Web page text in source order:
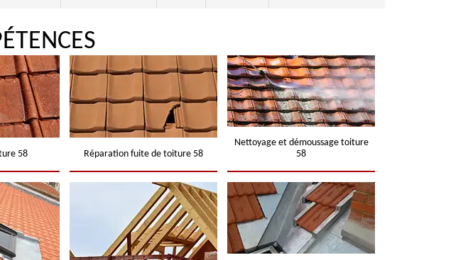
58 Réparation fuite de toiture 58
Nettoyage et démoussage toiture
58